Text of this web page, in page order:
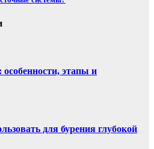
этапы и
для бурения глубокой